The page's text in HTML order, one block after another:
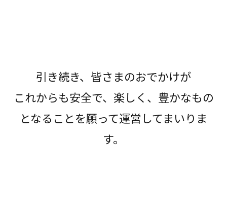
引き続き、皆さまのおでかけが
これからも安全で、楽しく、豊かなもの
となることを願って運営してまいりま
す。